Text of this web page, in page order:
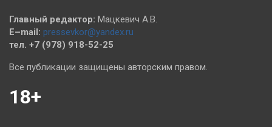
Главный редактор: Мацкевич А.В.
E–mail: pressevkor@yandex.ru
тел. +7 (978) 918-52-25
Все публикации защищены авторским правом.
18+